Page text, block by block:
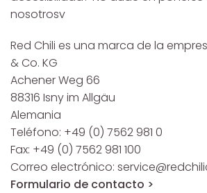
nosotrosv
Red Chili es una marca de la
& Co. KG
Achener Weg 66
88316 Isny im Allgäu
Alemania
Teléfono: +49 (0) 7562 981 0
Fax: +49 (0) 7562 981 100
Correo electrónico:
Formulario de contacto >